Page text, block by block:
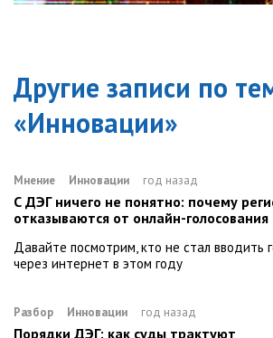
Другие записи по
«Инновации»
Мнение Инновации год назад
С ДЭГ ничего не понятно: почему
отказываются от онлайн-голосования
Давайте посмотрим, кто не стал вводить
через интернет в этом году
Разбор Инновации год назад
Порядки ДЭГ: как суды трактуют